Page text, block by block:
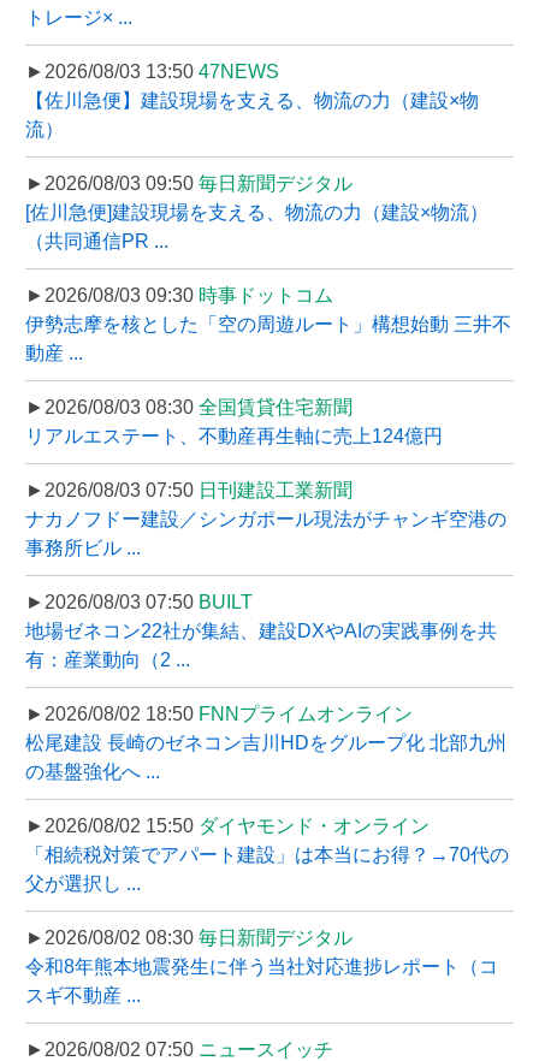
トレージ× ...
►2026/08/03 13:50 47NEWS
【佐川急便】建設現場を支える、物流の力（建設×物
流）
►2026/08/03 09:50 毎日新聞デジタル
[佐川急便]建設現場を支える、物流の力（建設×物流）
（共同通信PR ...
►2026/08/03 09:30 時事ドットコム
伊勢志摩を核とした「空の周遊ルート」構想始動 三井不
動産 ...
►2026/08/03 08:30 全国賃貸住宅新聞
リアルエステート、不動産再生軸に売上124億円
►2026/08/03 07:50 日刊建設工業新聞
ナカノフドー建設／シンガポール現法がチャンギ空港の
事務所ビル ...
►2026/08/03 07:50 BUILT
地場ゼネコン22社が集結、建設DXやAIの実践事例を共
有：産業動向（2 ...
►2026/08/02 18:50 FNNプライムオンライン
松尾建設 長崎のゼネコン吉川HDをグループ化 北部九州
の基盤強化へ ...
►2026/08/02 15:50 ダイヤモンド・オンライン
「相続税対策でアパート建設」は本当にお得？→70代の
父が選択し ...
►2026/08/02 08:30 毎日新聞デジタル
令和8年熊本地震発生に伴う当社対応進捗レポート（コ
スギ不動産 ...
►2026/08/02 07:50 ニュースイッチ